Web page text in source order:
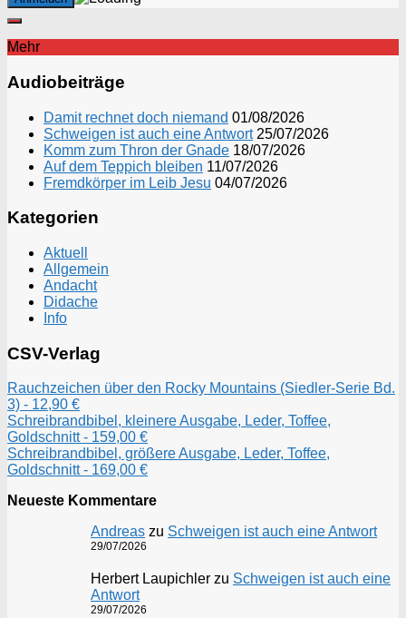
Mehr
Audiobeiträge
Damit rechnet doch niemand 01/08/2026
Schweigen ist auch eine Antwort 25/07/2026
Komm zum Thron der Gnade 18/07/2026
Auf dem Teppich bleiben 11/07/2026
Fremdkörper im Leib Jesu 04/07/2026
Kategorien
Aktuell
Allgemein
Andacht
Didache
Info
CSV-Verlag
Rauchzeichen über den Rocky Mountains (Siedler-Serie Bd.
3) - 12,90 €
Schreibrandbibel, kleinere Ausgabe, Leder, Toffee,
Goldschnitt - 159,00 €
Schreibrandbibel, größere Ausgabe, Leder, Toffee,
Goldschnitt - 169,00 €
Neueste Kommentare
Andreas zu Schweigen ist auch eine Antwort
29/07/2026
Herbert Laupichler zu Schweigen ist auch eine
Antwort
29/07/2026